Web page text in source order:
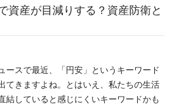
資産が目減りする？資産防衛と
ースで最近、「円安」というキーワード
てきますよね。とはいえ、私たちの生活
結していると感じにくいキーワードかも